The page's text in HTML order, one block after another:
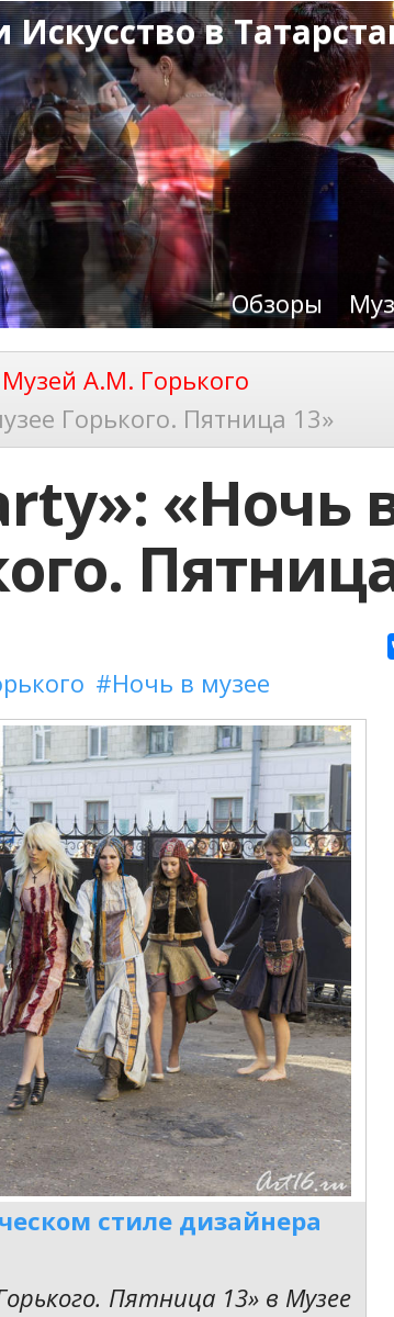
в
Обзоры
Музей А.М. Горького
Горького. Пятница 13»
«Ночь
Ночь в музее
стиле дизайнера
Пятница 13» в Музее